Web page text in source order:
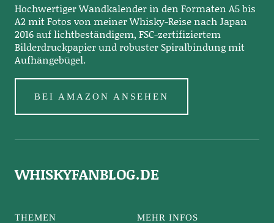
Hochwertiger Wandkalender in den Formaten A5 bis
A2 mit Fotos von meiner Whisky-Reise nach Japan
2016 auf lichtbeständigem, FSC-zertifiziertem
Bilderdruckpapier und robuster Spiralbindung mit
Aufhängebügel.
BEI AMAZON ANSEHEN
WHISKYFANBLOG.DE
THEMEN MEHR INFOS